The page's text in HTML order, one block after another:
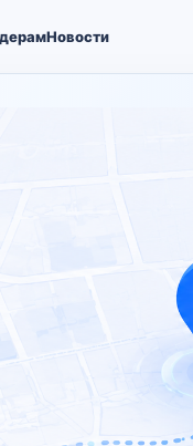
Новости